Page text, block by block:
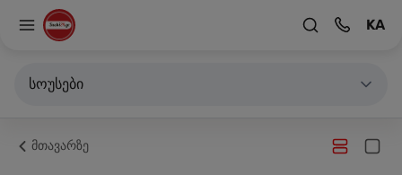
KA
სოუსები
მთავარზე